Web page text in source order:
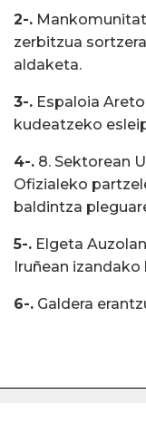
2-.
zerbitzua
aldaketa.
3-. Espaloia
kudeatzeko
4-. 8. Sektorean
Ofizialeko
baldintza
5-. Elgeta
Iruñean
6-. Galdera